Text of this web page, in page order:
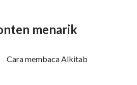
menarik
Cara membaca Alkitab